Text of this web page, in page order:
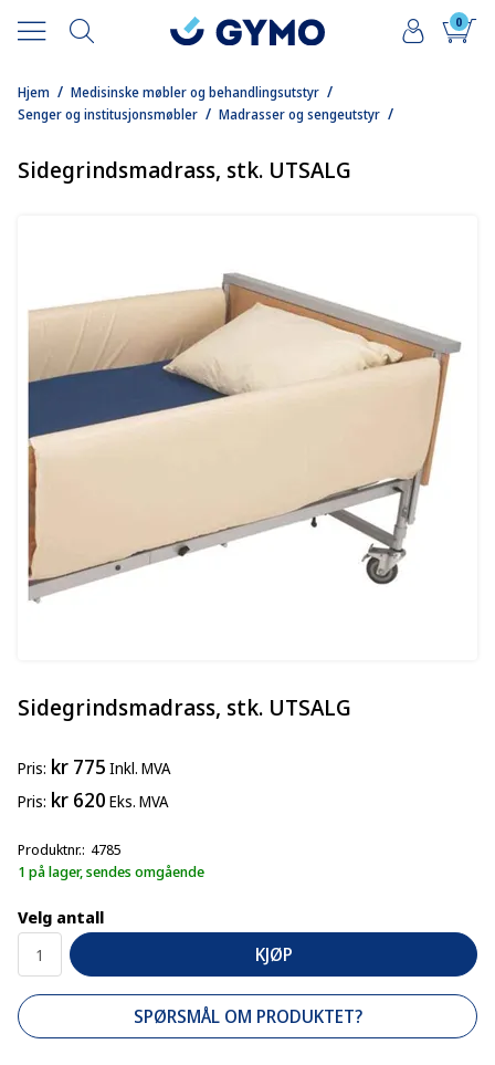
0
/
Hjem /
Medisinske møbler og behandlingsutstyr
/
Senger og institusjonsmøbler /
Madrasser og sengeutstyr
Sidegrindsmadrass, stk. UTSALG
Sidegrindsmadrass, stk. UTSALG
Pris kr 775 Inkl. MVA
Pris kr 620 Eks. MVA
Produktnr. 4785
1 på lager, sendes omgående
Velg antall
KJØP
SPØRSMÅL OM PRODUKTET?